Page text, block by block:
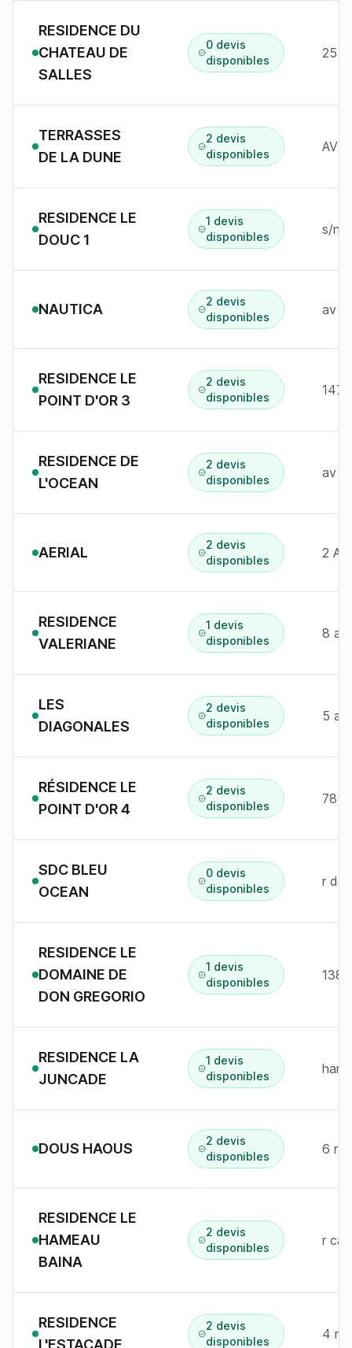
RESIDENCE DU
CHATEAU DE
SALLES
0 devis
disponibles
25
TERRASSES
DE LA DUNE
2 devis
disponibles
RESIDENCE LE
DOUC 1
1 devis
disponibles
s/n
NAUTICA
2 devis
disponibles
av
RESIDENCE LE
POINT D'OR 3
2 devis
disponibles
RESIDENCE DE
L'OCEAN
2 devis
disponibles
av
AERIAL
2 devis
disponibles
RESIDENCE
VALERIANE
1 devis
disponibles
8 av
LES
DIAGONALES
2 devis
disponibles
RÉSIDENCE LE
POINT D'OR 4
2 devis
disponibles
78
SDC BLEU
OCEAN
0 devis
disponibles
r de
RESIDENCE LE
DOMAINE DE
DON GREGORIO
1 devis
disponibles
138
RESIDENCE LA
JUNCADE
1 devis
disponibles
ham
DOUS HAOUS
2 devis
disponibles
6 r
RESIDENCE LE
HAMEAU
BAINA
2 devis
disponibles
r
RESIDENCE
L'ESTACADE
2 devis
disponibles
4 r